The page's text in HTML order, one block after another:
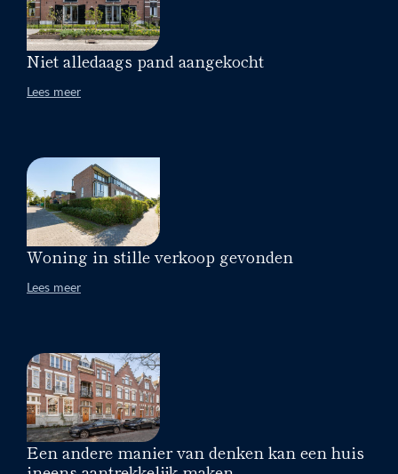
Niet alledaags pand aangekocht
Lees meer
Woning in stille verkoop gevonden
Lees meer
Een andere manier van denken kan een huis